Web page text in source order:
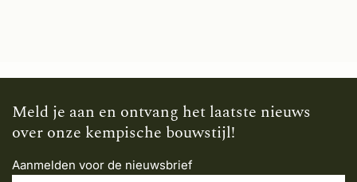
Meld je aan en ontvang het laatste nieuws
over onze kempische bouwstijl!
Aanmelden voor de nieuwsbrief